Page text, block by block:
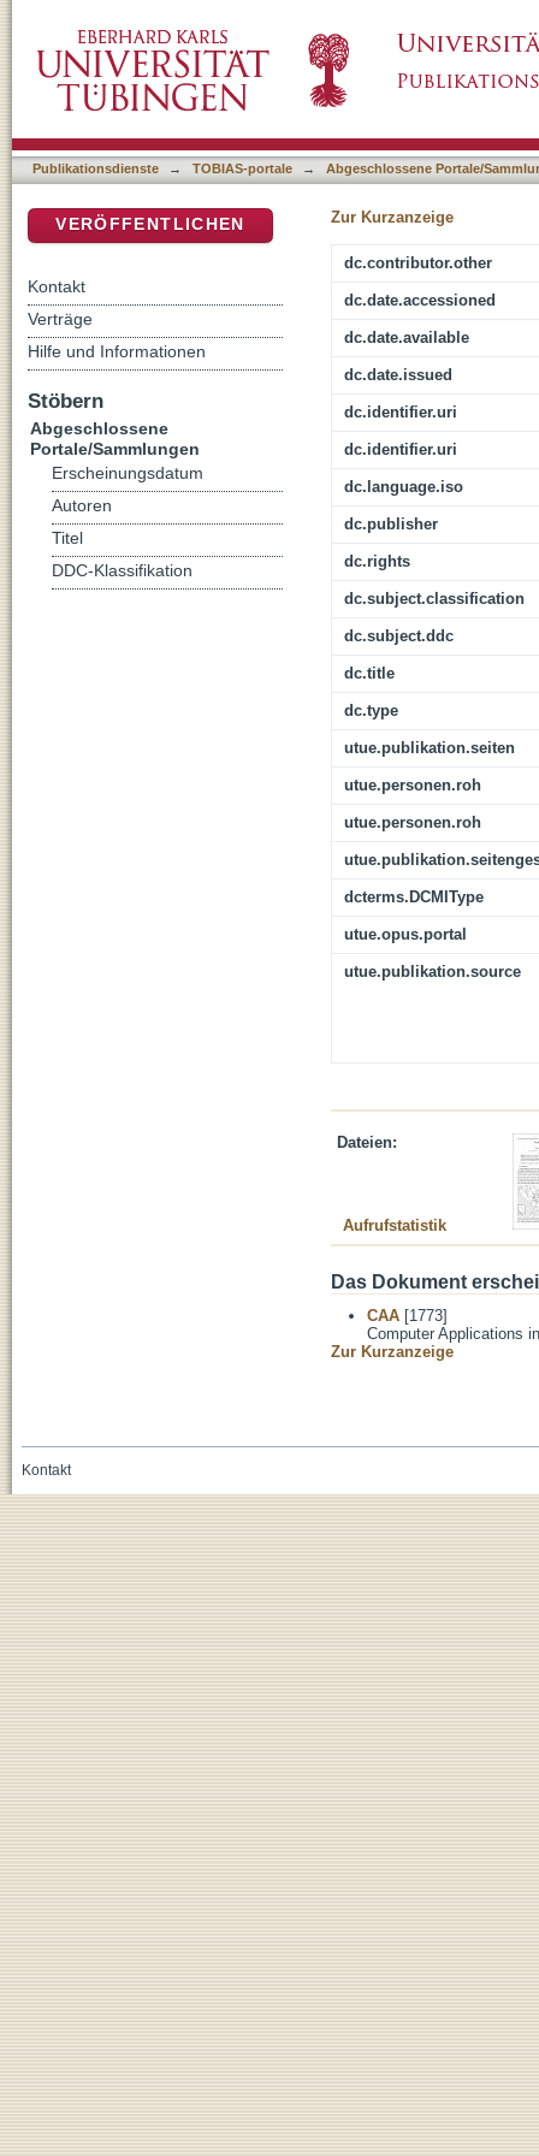
Publikationsdienste → TOBIAS-portale → Abgeschlossene Portale/
Zur Kurzanzeige
dc.contributor.other
dc.date.accessioned
dc.date.available
dc.date.issued
dc.identifier.uri
dc.identifier.uri
dc.language.iso
dc.publisher
dc.rights
dc.subject.classification
dc.subject.ddc
dc.title
dc.type
utue.publikation.seiten
utue.personen.roh
utue.personen.roh
dcterms.DCMIType
utue.opus.portal
utue.publikation.source
Dateien:
Aufrufstatistik
Das Dokument
CAA [1773]
Computer Applications
Zur Kurzanzeige
VERÖFFENTLICHEN
Kontakt
Verträge
Hilfe und Informationen
Stöbern
Abgeschlossene
Portale/Sammlungen
Erscheinungsdatum
Autoren
Titel
DDC-Klassifikation
Kontakt